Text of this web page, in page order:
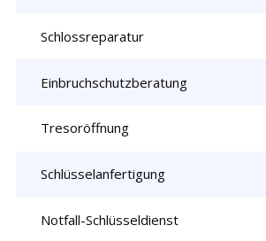
Schlossreparatur
Einbruchschutzberatung
Tresoröffnung
Schlüsselanfertigung
Notfall-Schlüsseldienst